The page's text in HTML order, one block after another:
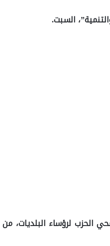
السبت.
لرؤساء البلديات، من